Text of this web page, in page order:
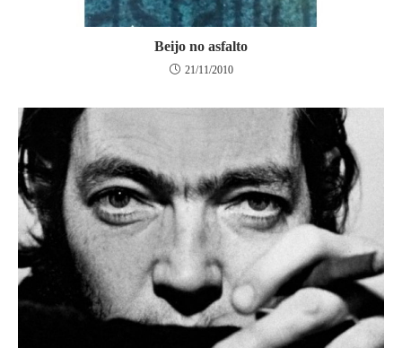
Beijo no asfalto
21/11/2010